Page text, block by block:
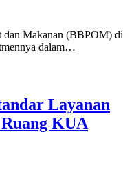
dan Makanan (BBPOM) di
dalam…
Layanan
KUA